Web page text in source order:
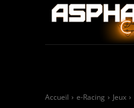
Accueil e-Racing Jeux